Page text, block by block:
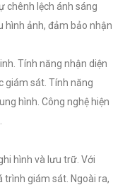
chênh lệch ánh sáng
hình ảnh, đảm bảo nhận
Tính năng nhận diện
giám sát. Tính năng
hình. Công nghệ hiện
hình và lưu trữ. Với
trình giám sát. Ngoài ra,